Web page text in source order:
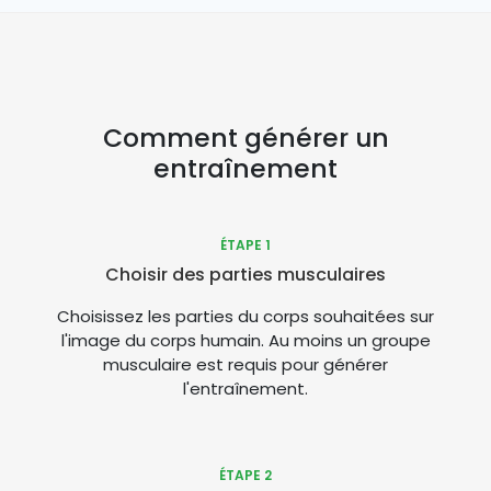
Comment générer un
entraînement
ÉTAPE 1
Choisir des parties musculaires
Choisissez les parties du corps souhaitées sur
l'image du corps humain. Au moins un groupe
musculaire est requis pour générer
l'entraînement.
ÉTAPE 2